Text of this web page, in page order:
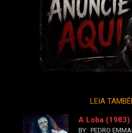
LEIA
A Loba (1983)
BY: PEDRO